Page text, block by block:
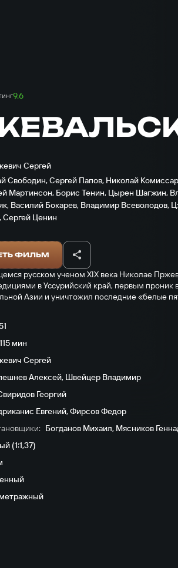
9.6
Сергей
Свободин,Сергей Папов, Николай
Мартинсон, Борис Тенин, Цырен Шагжин,
, Василий Бокарев, Владимир Всеволодов,
,Сергей Ценин
ФИЛЬМ
русском ученом XIX века Николае
в Уссурийский край, первым проник
Азии и уничтожил последние «белые
115 мин
Сергей
Алексей, Швейцер Владимир
Георгий
Евгений,Фирсов Федор
Богданов Михаил, Мясников
(1:1,37)